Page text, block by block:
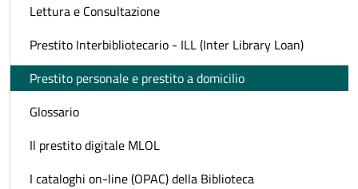
Lettura e Consultazione
Prestito Interbibliotecario - ILL (Inter Library Loan)
Prestito personale e prestito a domicilio
Glossario
Il prestito digitale MLOL
I cataloghi on-line (OPAC) della Biblioteca